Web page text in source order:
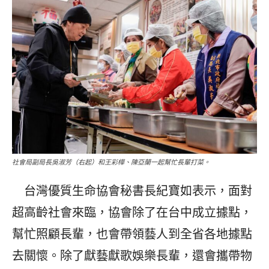
社會局副局長吳淑芳（右起）和王彩樺、陳亞蘭一起幫忙長輩打菜。
台灣優質生命協會秘書長紀寶如表示，面對
超高齡社會來臨，協會除了在台中成立據點，
幫忙照顧長輩，也會帶領藝人到全省各地據點
去關懷。除了獻藝獻歌娛樂長輩，還會攜帶物